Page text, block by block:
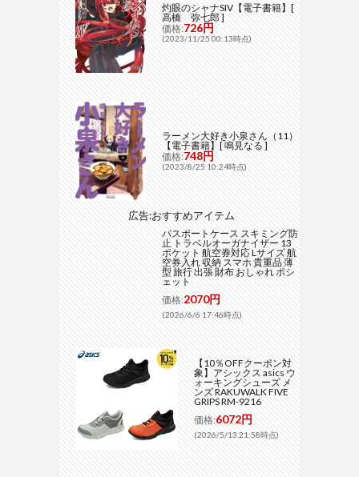
灼眼のシャナSIV【電子書籍】[
高橋 弥七郎 ]
価格:726円
(2023/11/25 00:13時点)
ラーメン大好き小泉さん（11）
【電子書籍】[ 鳴見なる ]
価格:748円
(2023/8/25 10:24時点)
広告:おすすめアイテム
パスポートケース スキミング防
止 トラベルオーガナイザー 13
ポケット 航空券対応 Lサイズ 航
空券入れ 収納 スマホ 貴重品 薄
型 旅行 出張 財布 おしゃれ ポシ
ェット
価格:2070円
(2026/6/6 17:46時点)
【10％OFFクーポン対
象】アシックス asics ウ
ォーキングシューズ メ
ンズ RAKUWALK FIVE
GRIPS RM-9216
価格:6072円
(2026/5/13 21:58時点)